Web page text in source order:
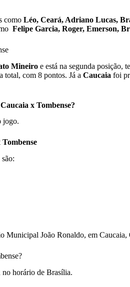
como Léo, Ceará, Adriano Lucas,
Felipe Garcia, Roger, Emerson,
Mineiro e está na segunda posição,
total, com 8 pontos. Já a Caucaia foi
x Tombense?
jogo.
Municipal João Ronaldo, em Caucaia,
no horário de Brasília.